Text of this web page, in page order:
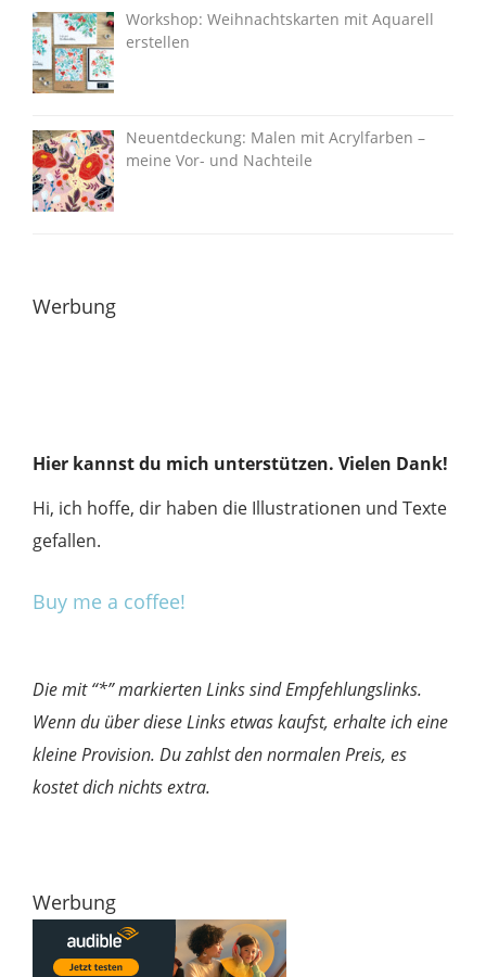
Workshop: Weihnachtskarten mit Aquarell
erstellen
Neuentdeckung: Malen mit Acrylfarben –
meine Vor- und Nachteile
Werbung
Hier kannst du mich unterstützen. Vielen Dank!
Hi, ich hoffe, dir haben die Illustrationen und Texte
gefallen.
Buy me a coffee!
Die mit “*” markierten Links sind Empfehlungslinks.
Wenn du über diese Links etwas kaufst, erhalte ich eine
kleine Provision. Du zahlst den normalen Preis, es
kostet dich nichts extra.
Werbung